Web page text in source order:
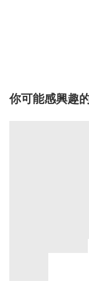
你可能感興趣